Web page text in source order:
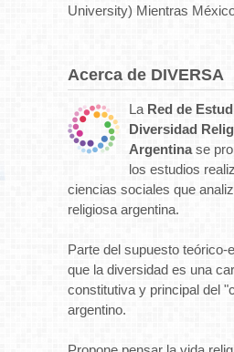
University) Mientras
Acerca de DIVERSA
La Red de
Diversidad
Argentinase
los estudios
ciencias sociales que
religiosa argentina.
Parte del supuesto teórico-
que la diversidad es una
constitutiva y principal del
argentino.